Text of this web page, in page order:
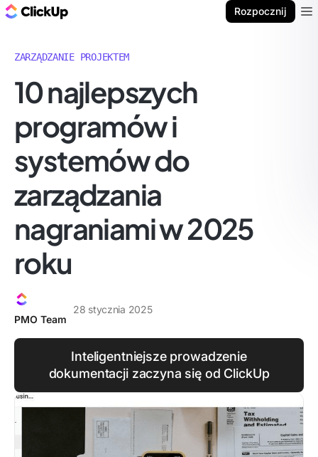
Rozpocznij
ZARZĄDZANIE PROJEKTEM
10 najlepszych
programów i
systemów do
zarządzania
nagraniami w 2025
roku
PMO Team
28 stycznia 2025
Inteligentniejsze prowadzenie
dokumentacji zaczyna się od ClickUp